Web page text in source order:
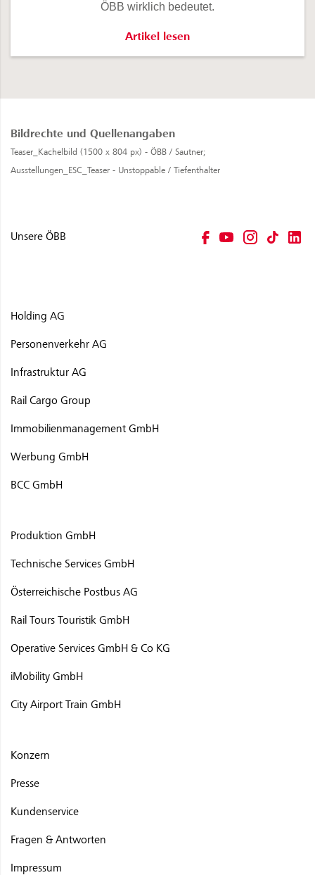
ÖBB wirklich bedeutet.
Teil von etwas Großem -
Artikel lesen
Bildrechte und Quellenangaben
Teaser_Kachelbild (1500 x 804 px) - ÖBB / Sautner;
Ausstellungen_ESC_Teaser - Unstoppable / Tiefenthalter
Unsere ÖBB
Holding AG
Personenverkehr AG
Infrastruktur AG
Rail Cargo Group
Immobilienmanagement GmbH
Werbung GmbH
BCC GmbH
Produktion GmbH
Technische Services GmbH
Österreichische Postbus AG
Rail Tours Touristik GmbH
Operative Services GmbH & Co KG
iMobility GmbH
City Airport Train GmbH
Konzern
Presse
Kundenservice
Fragen & Antworten
Impressum